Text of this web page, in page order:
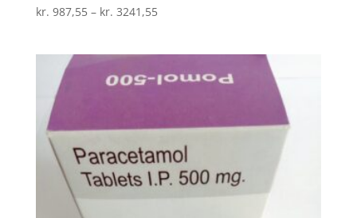
kr. 987,55 – kr. 3241,55Prisinterval: